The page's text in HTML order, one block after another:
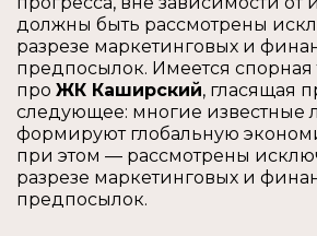
должны быть рассмотрены
разрезе маркетинговых и
предпосылок. Имеется спорная
про ЖК Каширский, гласящая
следующее: многие известные
формируют глобальную
при этом — рассмотрены
разрезе маркетинговых и
предпосылок.